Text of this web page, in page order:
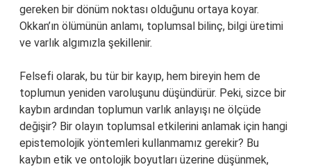
gereken bir dönüm noktası olduğunu ortaya koyar.
Okkan’ın ölümünün anlamı, toplumsal bilinç, bilgi üretimi
ve varlık algımızla şekillenir.
Felsefi olarak, bu tür bir kayıp, hem bireyin hem de
toplumun yeniden varoluşunu düşündürür. Peki, sizce bir
kaybın ardından toplumun varlık anlayışı ne ölçüde
değişir? Bir olayın toplumsal etkilerini anlamak için hangi
epistemolojik yöntemleri kullanmamız gerekir? Bu
kaybın etik ve ontolojik boyutları üzerine düşünmek,